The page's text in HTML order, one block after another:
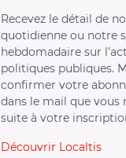
Recevez le détail de
quotidienne ou notre
hebdomadaire sur
politiques publiques.
confirmer votre
dans le mail que vous
suite à votre
Découvrir Localtis